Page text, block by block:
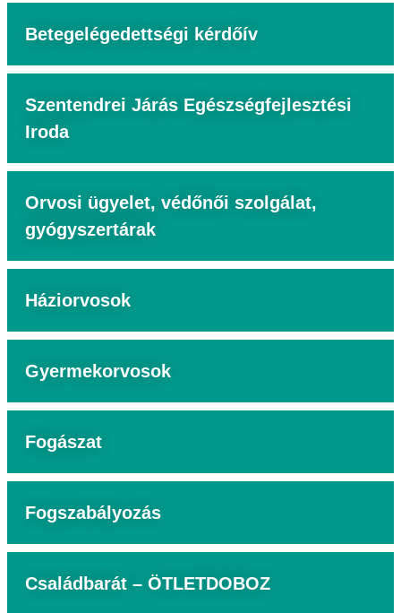
Betegelégedettségi kérdőív
Szentendrei Járás Egészségfejlesztési
Iroda
Orvosi ügyelet, védőnői szolgálat,
gyógyszertárak
Háziorvosok
Gyermekorvosok
Fogászat
Fogszabályozás
Családbarát – ÖTLETDOBOZ